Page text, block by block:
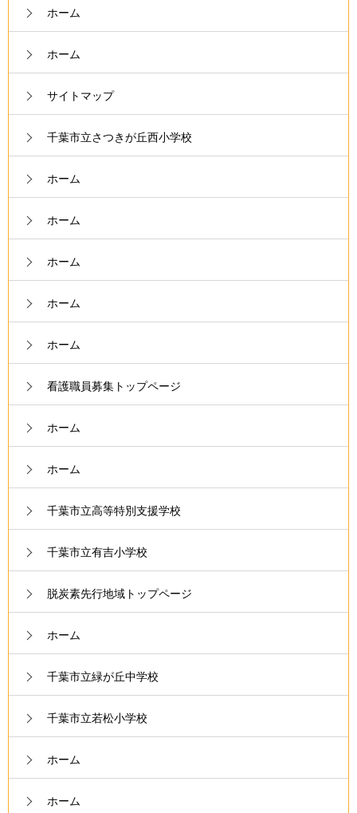
ホーム
ホーム
サイトマップ
千葉市立さつきが丘西小学校
ホーム
ホーム
ホーム
ホーム
ホーム
看護職員募集トップページ
ホーム
ホーム
千葉市立高等特別支援学校
千葉市立有吉小学校
脱炭素先行地域トップページ
ホーム
千葉市立緑が丘中学校
千葉市立若松小学校
ホーム
ホーム